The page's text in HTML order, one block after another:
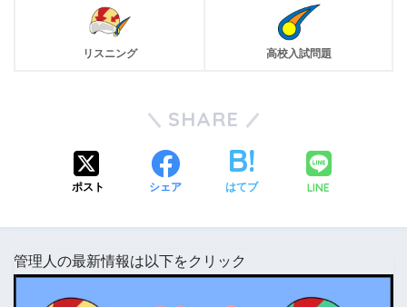
リスニング 高校入試問題
SHARE
ポスト シェア はてブ LINE
管理人の最新情報は以下をクリック